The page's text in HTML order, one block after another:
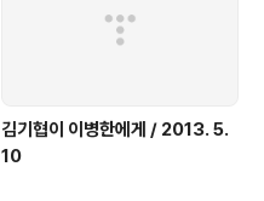
김기협이 이병한에게 / 2013. 5.
10